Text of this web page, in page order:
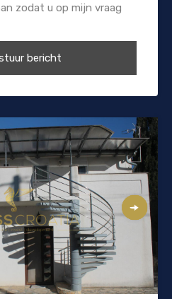
zodat u op mijn vraag
bericht